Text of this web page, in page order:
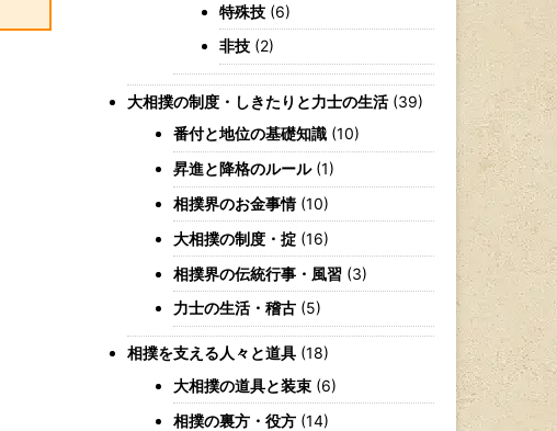
特殊技 (6)
非技 (2)
大相撲の制度・しきたりと力士の生活 (39)
番付と地位の基礎知識 (10)
昇進と降格のルール(1)
相撲界のお金事情(10)
大相撲の制度・掟 (16)
相撲界の伝統行事・風習 (3)
力士の生活・稽古 (5)
相撲を支える人々と道具 (18)
大相撲の道具と装束 (6)
相撲の裏方・役方 (14)